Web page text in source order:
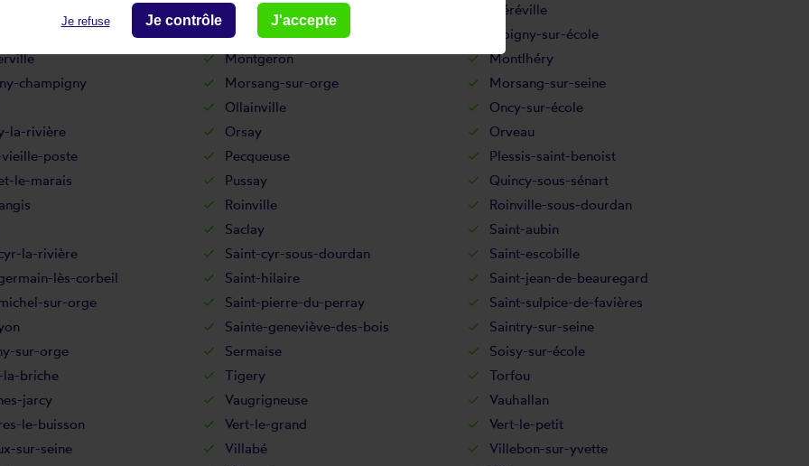
Mennecy
Méréville
Milly-la-forêt
Moigny-sur-école
Montgeron
Montlhéry
champigny Morsang-sur-orge
Morsang-sur-seine
Ollainville
Oncy-sur-école
la-rivière Orsay
Orveau
poste Pecqueuse
Plessis-saint-benoist
le-marais Pussay
Quincy-sous-sénart
Roinville
Roinville-sous-dourdan
Saclay
Saint-aubin
la-rivière Saint-cyr-sous-dourdan
Saint-escobille
lès-corbeil Saint-hilaire
Saint-jean-de-beauregard
sur-orge Saint-pierre-du-perray
Saint-sulpice-de-favières
Sainte-geneviève-des-bois
Saintry-sur-seine
sur-orge Sermaise
Soisy-sur-école
la-briche Tigery
Torfou
jarcy Vaugrigneuse
Vauhallan
le-buisson Vert-le-grand
Vert-le-petit
sur-seine Villabé
Villebon-sur-yvette
Je refuse Je contrôle J'accepte